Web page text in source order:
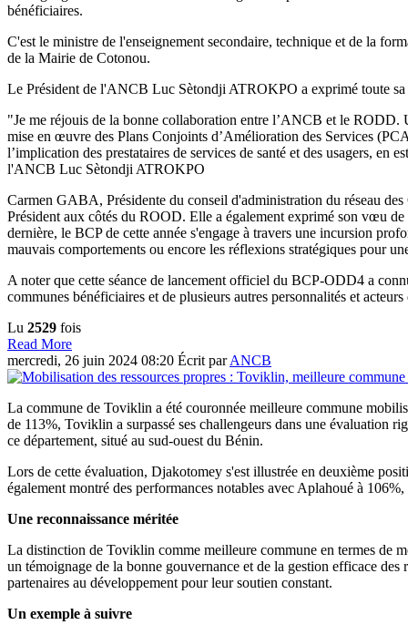
bénéficiaires.
C'est le ministre de l'enseignement secondaire, technique et de la
de la Mairie de Cotonou.
Le Président de l'ANCB Luc Sètondji ATROKPO a exprimé toute
"Je me réjouis de la bonne collaboration entre l’ANCB et le RODD.
mise en œuvre des Plans Conjoints d’Amélioration des Services
l’implication des prestataires de services de santé et des usagers,
l'ANCB Luc Sètondji ATROKPO
Carmen GABA, Présidente du conseil d'administration du réseau
Président aux côtés du ROOD. Elle a également exprimé son vœu
dernière, le BCP de cette année s'engage à travers une incursion
mauvais comportements ou encore les réflexions stratégiques pour
A noter que cette séance de lancement officiel du BCP-ODD4 a
communes bénéficiaires et de plusieurs autres personnalités et
Lu 2529 fois
Read More
mercredi, 26 juin 2024 08:20 Écrit parANCB
La commune de Toviklin a été couronnée meilleure commune
de 113%, Toviklin a surpassé ses challengeurs dans une évaluation
ce département, situé au sud-ouest du Bénin.
Lors de cette évaluation, Djakotomey s'est illustrée en deuxième
également montré des performances notables avec Aplahoué à
Une reconnaissance méritée
La distinction de Toviklin comme meilleure commune en termes de
un témoignage de la bonne gouvernance et de la gestion efficace
partenaires au développement pour leur soutien constant.
Un exemple à suivre